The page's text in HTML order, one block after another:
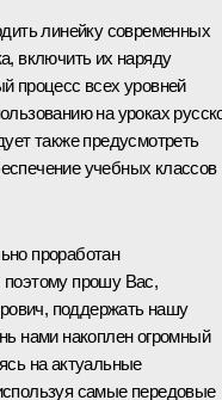
линейку современных
включить их наряду
процесс всех уровней
на уроках
также предусмотреть
учебных классов
проработан
прошу Вас,
поддержать нашу
нами накоплен огромный
на актуальные
самые передовые